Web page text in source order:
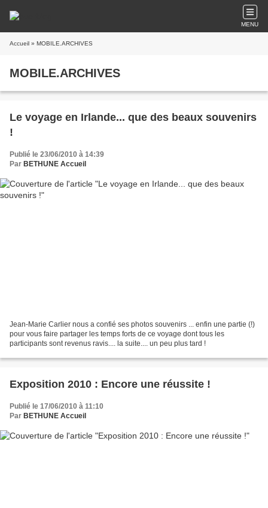
MENU
Accueil » MOBILE.ARCHIVES
MOBILE.ARCHIVES
Le voyage en Irlande... que des beaux souvenirs
!
Publié le 23/06/2010 à 14:39
Par BETHUNE Accueil
Jean-Marie Carlier nous a confié ses photos souvenirs ... enfin une partie (!)
pour vous faire partager les temps forts de ce voyage dont tous les
participants sont revenus ravis.... la suite.... un peu plus tard !
Exposition 2010 : Encore une réussite !
Publié le 17/06/2010 à 11:10
Par BETHUNE Accueil